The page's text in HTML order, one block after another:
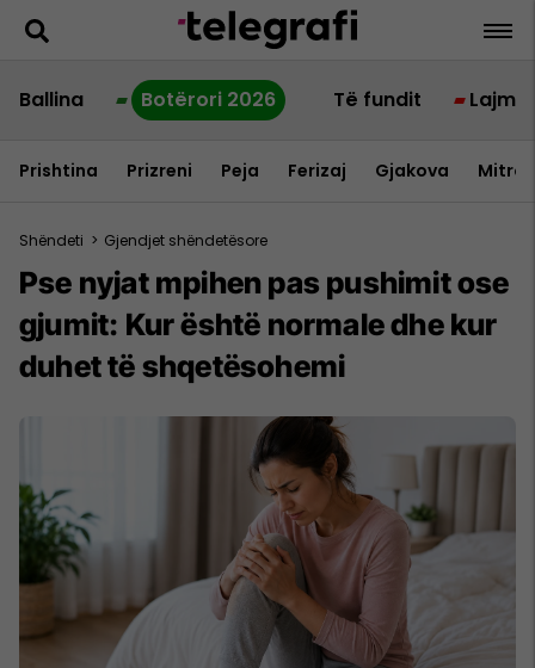
Ballina Botërori 2026 Të fundit Lajme
Prishtina Prizreni Peja Ferizaj Gjakova
Shëndeti > Gjendjet shëndetësore
Pse nyjat mpihen pas pushimit ose
gjumit: Kur është normale dhe kur
duhet të shqetësohemi